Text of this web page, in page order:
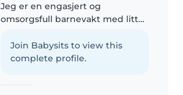
Jeg er en engasjert og
omsorgsfull barnevakt med litt
passe barn fra småbarn til
skolebarn. Jeg snakker engelsk,
Join Babysits to view this
complete profile.